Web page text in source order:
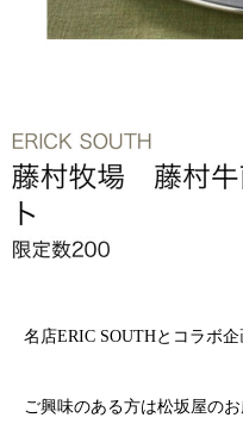
名店ERIC SOUTHとコラボ
ご興味のある方は松坂屋の